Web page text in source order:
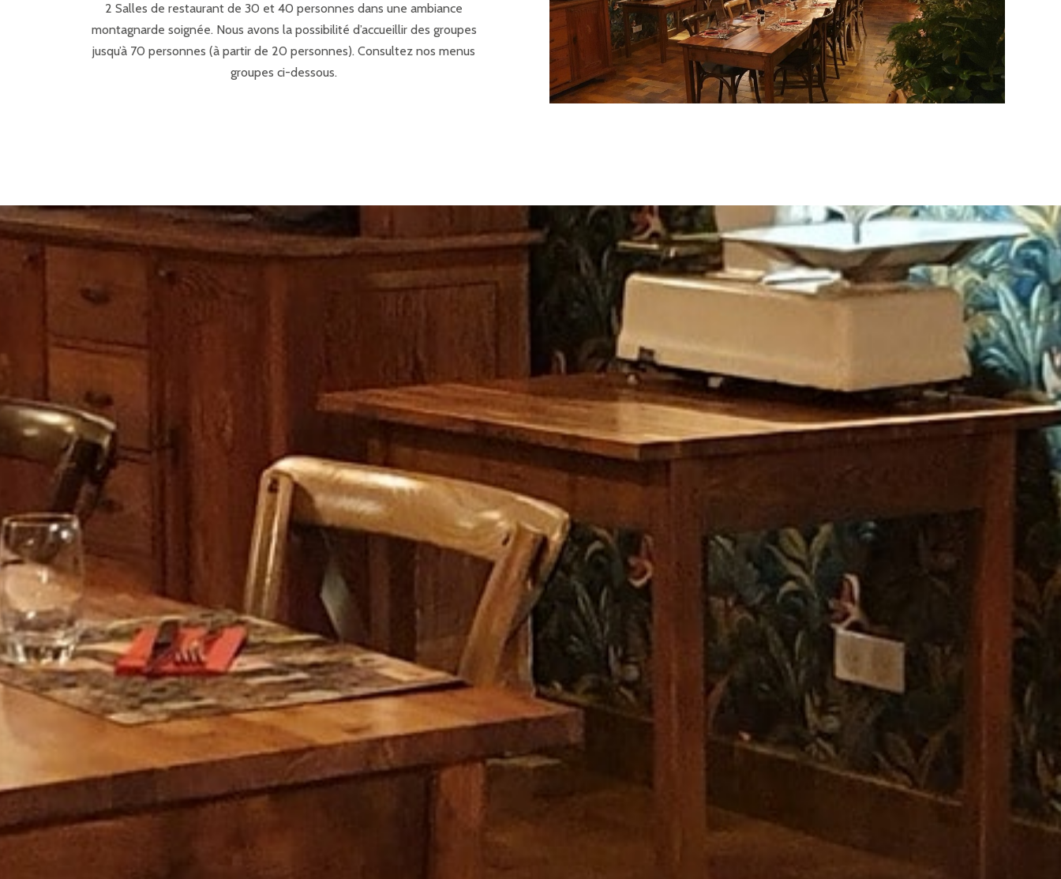
2 Salles de restaurant de 30 et 40 personnes dans une ambiance
montagnarde soignée. Nous avons la possibilité d’accueillir des groupes
jusqu’à 70 personnes (à partir de 20 personnes). Consultez nos menus
groupes ci-dessous.